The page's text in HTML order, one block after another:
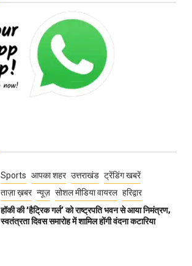
Sports आपका शहर उत्तराखंड ट्रेंडिंग खबरें
ताज़ा ख़बर न्यूज़ सोशल मीडिया वायरल हरिद्वार
हॉकी की ‘हैट्रिक गर्ल’ को राष्ट्रपति भवन से आया निमंत्रण,
स्वतंत्रता दिवस समारोह में शामिल होंगी वंदना कटारिया